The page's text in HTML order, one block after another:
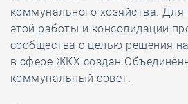
коммунального хозяйства. Для
этой работы и консолидации
сообщества с целью решения
в сфере ЖКХ создан
коммунальный совет.